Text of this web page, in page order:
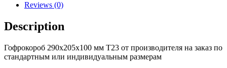
Reviews (0)
Description
Гофрокороб 290х205х100 мм Т23 от производителя на заказ по
стандартным или индивидуальным размерам